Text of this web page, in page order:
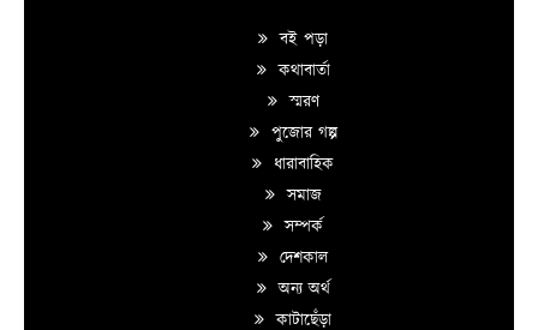
বই পড়া
কথাবার্তা
স্মরণ
পুজোর গল্প
ধারাবাহিক
সমাজ
সম্পর্ক
দেশকাল
অন্য অর্থ
কাটাছেঁড়া